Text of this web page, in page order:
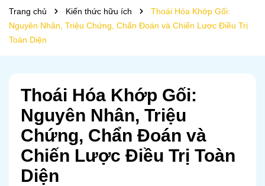
Trang chủ Kiến thức hữu ích
Thoái Hóa Khớp Gối:
Nguyên Nhân, Triệu Chứng, Chẩn Đoán và Chiến Lược Điều Trị
Toàn Diện
Thoái Hóa Khớp Gối:
Nguyên Nhân, Triệu
Chứng, Chẩn Đoán và
Chiến Lược Điều Trị Toàn
Diện